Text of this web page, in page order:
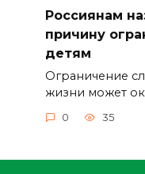
Россиянам
причину
детям
Ограничение
жизни может
0 35